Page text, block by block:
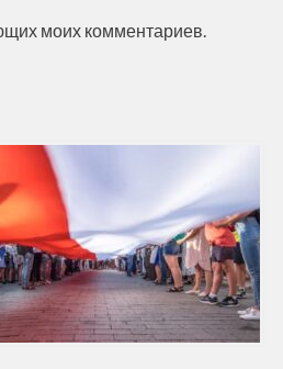
моих комментариев.